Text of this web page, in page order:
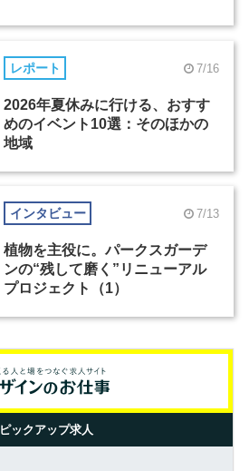
レポート 7/16
2026年夏休みに行ける、おすす
めのイベント10選：そのほかの
地域
インタビュー 7/13
植物を主役に。パークスガーデ
ンの“残して磨く”リニューアル
プロジェクト（1）
ピックアップ求人